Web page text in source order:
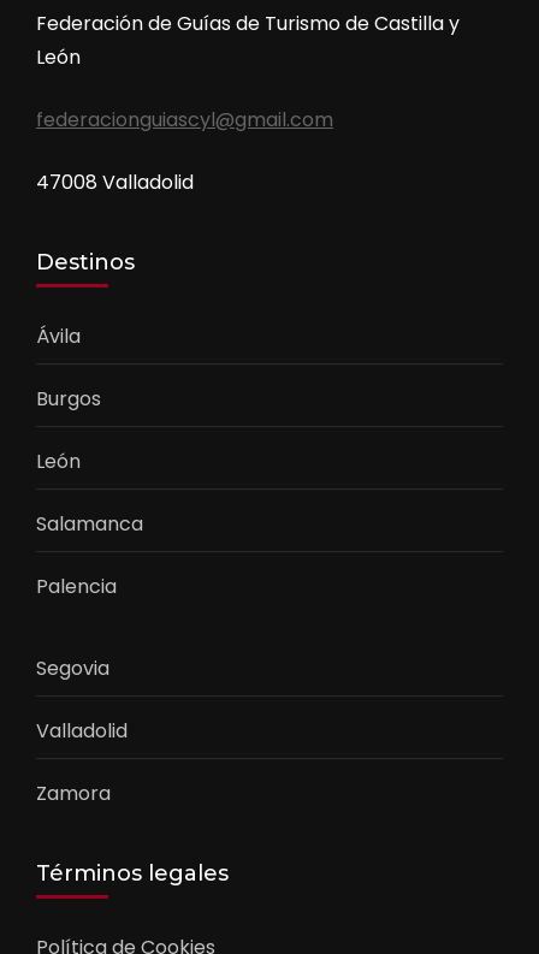
Federación de Guías de Turismo de Castilla y
León
federacionguiascyl@gmail.com
47008 Valladolid
Destinos
Ávila
Burgos
León
Salamanca
Palencia
Segovia
Valladolid
Zamora
Términos legales
Política de Cookies